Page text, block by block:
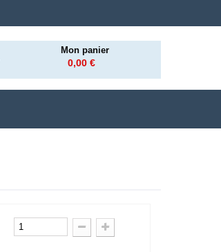
Mon panier
0,00 €